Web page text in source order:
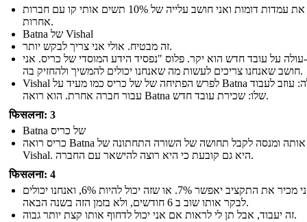
בדקתי את עמדות דומות ואני חושב עלייה של 10% תשים אותי קו עם חברות
אחרות.
Batna של Vishal
זה מבטיח. אולי אני צריך לבקש יותר.
עולה על עובד חדש הוא יקר. פלוס "נפסיד הידע המוסדי של כריס. אני
חושב שאנחנו צריכים לעשות מה שאנחנו יכולים להמשיך ולהחזיק בה.
Vishal לפרש הפתיחה של של כריס כמו מעיד על Batna שלה: עוזב לעבוד
עבור חברה אחרת. הוא רואה Batna שלו: שכירת עובד חדש.
फिसलना: 3
Batna של כריס
כריס רואה Batna אותה ומנסה לקבל תחושה של השורה התחתונה של
Vishal. היא גם קובעת כי היא רוצה להישאר עם החברה.
फिसलना: 4
אני מכיר את התקציב יאפשר 7%. או שזה יכול להיות 6%, ואנחנו יכולים
לבקר אותו שוב ב 6 חודשים, ולא בזמן הזה בשנה הבאה.
זה יעבוד, אבל תן לי לראות אם אני יכול לדחוף אותו קצת יותר גבוה.